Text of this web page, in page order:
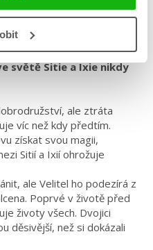
#magie
světě Sitie a Ixie nikdy
ale ztráta
víc než kdy předtím.
získat svou magii,
Sitií a Ixií ohrožuje
ale Velitel ho podezírá z
Poprvé v životě před
životy všech. Dvojici
děsivější, než si dokázali